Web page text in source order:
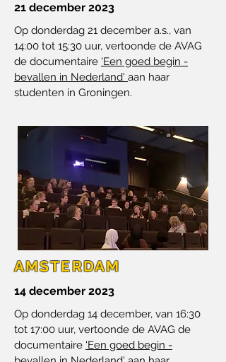
21 december 2023
Op donderdag 21 december a.s., van
14:00 tot 15:30 uur, vertoonde de AVAG
de documentaire 'Een goed begin -
bevallen in Nederland' aan haar
studenten in Groningen.
AMSTERDAM
14 december 2023
Op donderdag 14 december, van 16:30
tot 17:00 uur, vertoonde de AVAG de
documentaire 'Een goed begin -